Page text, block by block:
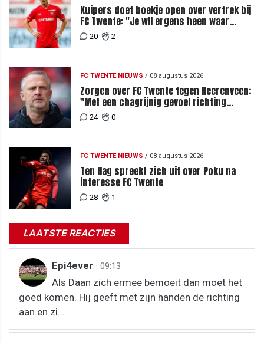
Kuipers doet boekje open over vertrek bij
FC Twente: "Je wil ergens heen waar
mensen je waarderen"
20 2
FC TWENTE NIEUWS / 08 augustus 2026
Zorgen over FC Twente tegen Heerenveen:
"Met een chagrijnig gevoel richting
Slowakije"
24 0
FC TWENTE NIEUWS / 08 augustus 2026
Ten Hag spreekt zich uit over Poku na
interesse FC Twente
28 1
LAATSTE REACTIES
Epi4ever · 09:13
Als Daan zich ermee bemoeit dan moet het
goed komen. Hij geeft met zijn handen de richting
aan en zi...